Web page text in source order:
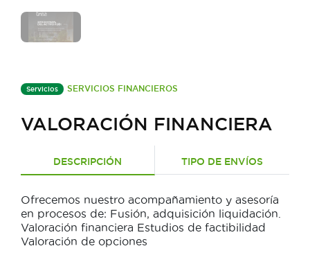
Servicios SERVICIOS FINANCIEROS
VALORACIÓN FINANCIERA
DESCRIPCIÓN TIPO DE ENVÍOS
Ofrecemos nuestro acompañamiento y asesoría
en procesos de: Fusión, adquisición liquidación.
Valoración financiera Estudios de factibilidad
Valoración de opciones